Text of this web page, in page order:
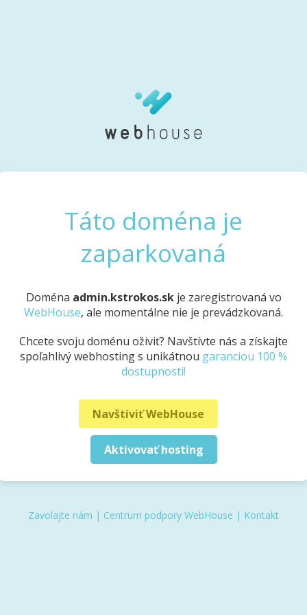
Táto doména je
zaparkovaná
Doména admin.kstrokos.skje zaregistrovaná vo
WebHouse, ale momentálne nie je prevádzkovaná.
Chcete svoju doménu oživiť? Navštívte nás a získajte
spoľahlivý webhosting s unikátnou garanciou 100 %
dostupnosti!
Navštíviť WebHouse
Aktivovať hosting
Zavolajte nám | Centrum podpory WebHouse | Kontakt